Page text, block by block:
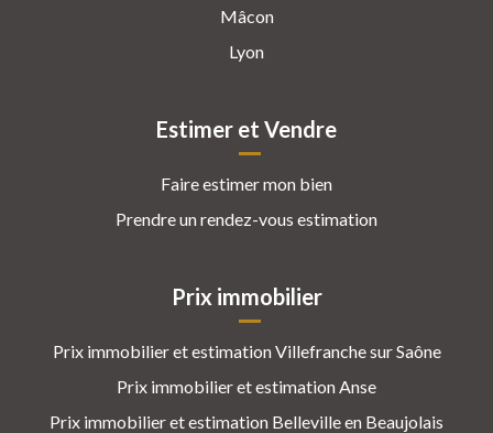
Mâcon
Lyon
Estimer et Vendre
Faire estimer mon bien
Prendre un rendez-vous estimation
Prix immobilier
Prix immobilier et estimation Villefranche sur Saône
Prix immobilier et estimation Anse
Prix immobilier et estimation Belleville en Beaujolais